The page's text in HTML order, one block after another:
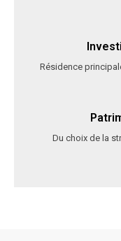
Résidence
Du choix de la